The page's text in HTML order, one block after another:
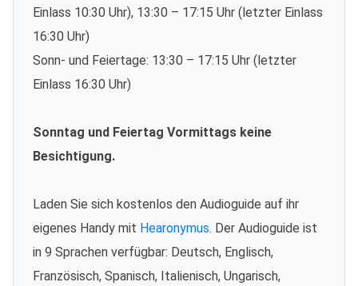
Einlass 10:30 Uhr), 13:30 – 17:15 Uhr (letzter Einlass
16:30 Uhr)
Sonn- und Feiertage: 13:30 – 17:15 Uhr (letzter
Einlass 16:30 Uhr)
Sonntag und Feiertag Vormittags keine
Besichtigung.
Laden Sie sich kostenlos den Audioguide auf ihr
eigenes Handy mit Hearonymus. Der Audioguide ist
in 9 Sprachen verfügbar: Deutsch, Englisch,
Französisch, Spanisch, Italienisch, Ungarisch,